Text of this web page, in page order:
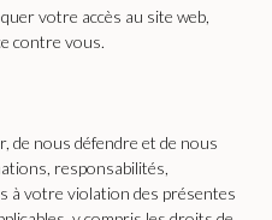
votre accès au site web,
contre vous.
de nous défendre et de nous
responsabilités,
à votre violation des présentes